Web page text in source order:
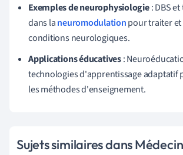
Exemples de neurophysiologie: DBS et
dans laneuromodulationpour traiter
conditions neurologiques.
Applications éducatives:
technologies d'apprentissage adaptatif
les méthodes d'enseignement.
Sujets similaires dans